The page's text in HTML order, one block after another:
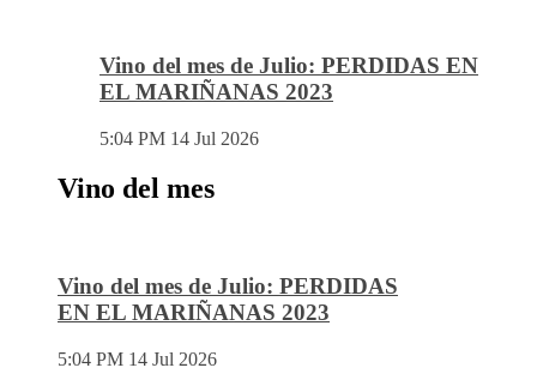
Vino del mes de Julio: PERDIDAS EN
EL MARIÑANAS 2023
5:04 PM 14 Jul 2026
Vino del mes
Vino del mes de Julio: PERDIDAS
EN EL MARIÑANAS 2023
5:04 PM 14 Jul 2026